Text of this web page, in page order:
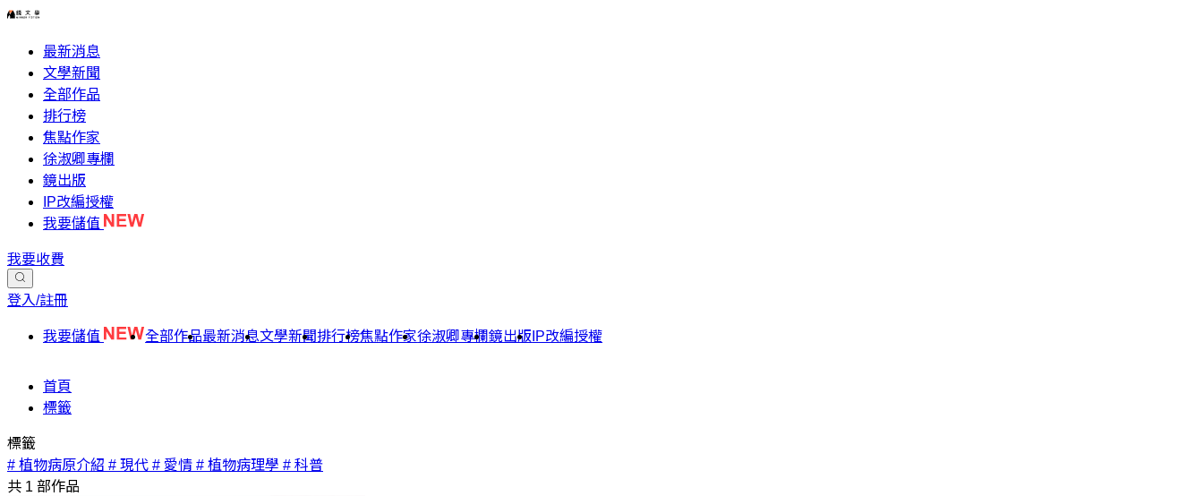
最新消息
文學新聞
全部作品
排行榜
焦點作家
徐淑卿專欄
鏡出版
IP改編授權
我要儲值
我要收費
登入/註冊
我要儲值 全部作品最新消息文學新聞排行榜焦點作家徐淑卿專欄鏡出版 IP改編授權
首頁
標籤
標籤
# 植物病原介紹 # 現代 # 愛情 # 植物病理學 # 科普
共 1 部作品